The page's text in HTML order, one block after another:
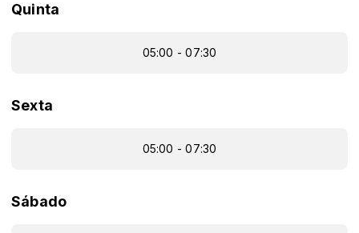
Quinta
05:00 - 07:30
Sexta
05:00 - 07:30
Sábado